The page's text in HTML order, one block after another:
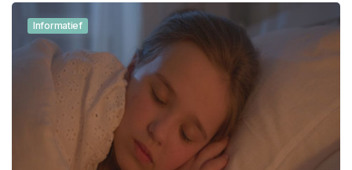
Informatief